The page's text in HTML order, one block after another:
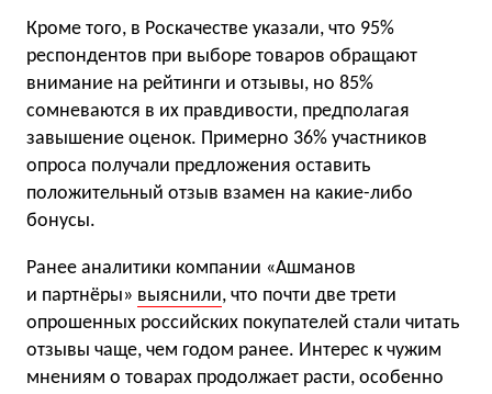
Кроме того, в Роскачестве указали, что 95%
респондентов при выборе товаров обращают
внимание на рейтинги и отзывы, но 85%
сомневаются в их правдивости, предполагая
завышение оценок. Примерно 36% участников
опроса получали предложения оставить
положительный отзыв взамен на какие-либо
бонусы.
Ранее аналитики компании «Ашманов
и партнёры» выяснили, что почти две трети
опрошенных российских покупателей стали читать
отзывы чаще, чем годом ранее. Интерес к чужим
мнениям о товарах продолжает расти, особенно